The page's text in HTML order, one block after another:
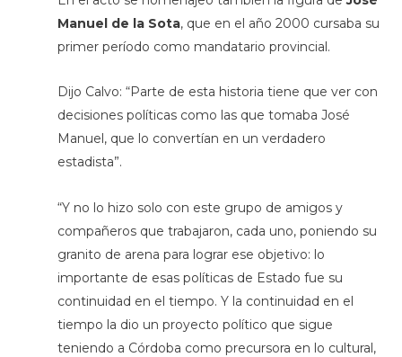
Manuel de la Sota, que en el año 2000 cursaba su
primer período como mandatario provincial.
Dijo Calvo: “Parte de esta historia tiene que ver con
decisiones políticas como las que tomaba José
Manuel, que lo convertían en un verdadero
estadista”.
“Y no lo hizo solo con este grupo de amigos y
compañeros que trabajaron, cada uno, poniendo su
granito de arena para lograr ese objetivo: lo
importante de esas políticas de Estado fue su
continuidad en el tiempo. Y la continuidad en el
tiempo la dio un proyecto político que sigue
teniendo a Córdoba como precursora en lo cultural,